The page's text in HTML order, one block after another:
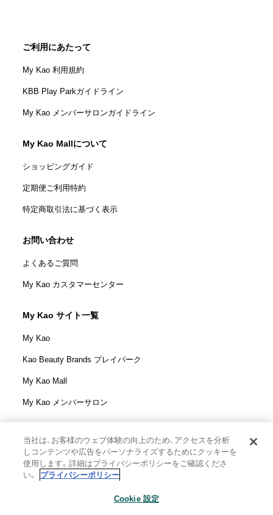
ご利用にあたって
My Kao 利用規約
KBB Play Parkガイドライン
My Kao メンバーサロンガイドライン
My Kao Mallについて
ショッピングガイド
定期便ご利用特約
特定商取引法に基づく表示
お問い合わせ
よくあるご質問
My Kao カスタマーセンター
My Kao サイト一覧
My Kao
Kao Beauty Brands プレイパーク
My Kao Mall
My Kao メンバーサロン
花王株式会社
ウェブサイト利用規定
当社は、お客様のウェブ体験の向上のため、アクセスを分析
しコンテンツや広告をパーソナライズするためにクッキーを
使用します。詳細はプライバシーポリシーをご確認くださ
い。
プライバシーポリシー
Cookie 設定